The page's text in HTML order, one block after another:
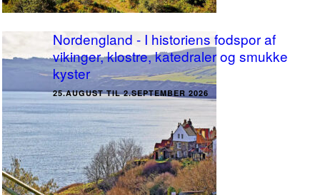
Nordengland - I historiens fodspor af
vikinger, klostre, katedraler og smukke
kyster
25.AUGUST TIL 2.SEPTEMBER 2026